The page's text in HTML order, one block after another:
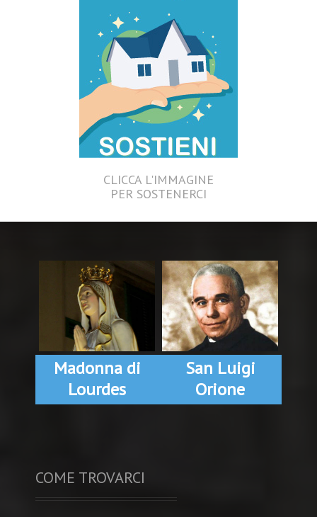
CLICCA L'IMMAGINE
PER SOSTENERCI
Madonna di
Lourdes
San Luigi
Orione
COME TROVARCI